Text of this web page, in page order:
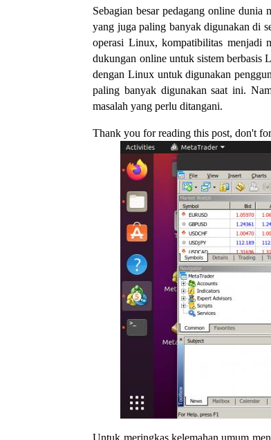
Sebagian besar pedagang online dunia
yang juga paling banyak digunakan di
operasi Linux, kompatibilitas menjadi
dukungan online untuk sistem berbasis
dengan Linux untuk digunakan
paling banyak digunakan saat ini.
masalah yang perlu ditangani.
Thank you for reading this post, don't
Untuk meringkas kelemahan umum